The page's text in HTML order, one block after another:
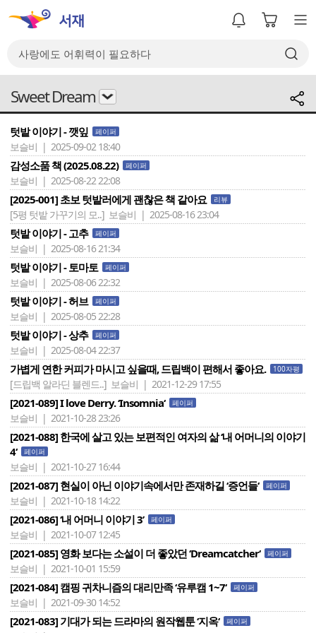
Sweet Dream
텃밭 이야기 - 깻잎 페이퍼
보슬비 | 2025-09-02 18:40
감성소품 책 (2025.08.22) 페이퍼
보슬비 | 2025-08-22 22:08
[2025-001] 초보 텃밭러에게 괜찮은 책 같아요 리뷰
[5평 텃밭 가꾸기의 모..] 보슬비 | 2025-08-16 23:04
텃밭 이야기 - 고추 페이퍼
보슬비 | 2025-08-16 21:34
텃밭 이야기 - 토마토 페이퍼
보슬비 | 2025-08-06 22:32
텃밭 이야기 - 허브 페이퍼
보슬비 | 2025-08-05 22:28
텃밭 이야기 - 상추 페이퍼
보슬비 | 2025-08-04 22:37
가볍게 연한 커피가 마시고 싶을때, 드립백이 편해서 좋아요. 100자평
[드립백 알라딘 블렌드..] 보슬비 | 2021-12-29 17:55
[2021-089] I love Derry. ‘Insomnia‘ 페이퍼
보슬비 | 2021-10-28 23:26
[2021-088] 한국에 살고 있는 보편적인 여자의 삶 ‘내 어머니의 이야기
4‘
페이퍼
보슬비 | 2021-10-27 16:44
[2021-087] 현실이 아닌 이야기속에서만 존재하길 ‘증언들‘ 페이퍼
보슬비 | 2021-10-18 14:22
[2021-086] ‘내 어머니 이야기 3’ 페이퍼
보슬비 | 2021-10-07 12:45
[2021-085] 영화 보다는 소설이 더 좋았던 ‘Dreamcatcher‘ 페이퍼
보슬비 | 2021-10-01 15:59
[2021-084] 캠핑 귀차니즘의 대리만족 ‘유루캠 1~7‘ 페이퍼
보슬비 | 2021-09-30 14:52
[2021-083] 기대가 되는 드라마의 원작웹툰 ‘지옥‘ 페이퍼